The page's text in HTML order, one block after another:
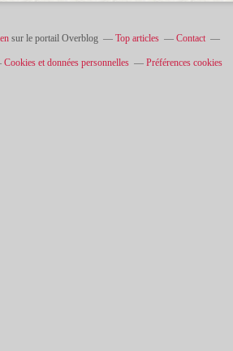
sur le portail Overblog Top articles Contact
Cookies et données personnelles Préférences cookies